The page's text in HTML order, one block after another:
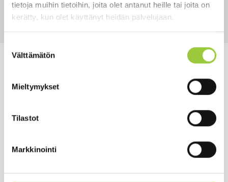
tietoja muihin tietoihin, joita olet antanut heille tai joita on
kerätty, kun olet käyttänyt heidän palvelujaan.
valinta
Välttämätön
Mieltymykset
Tilastot
Markkinointi
Takaisin uutisiin
paltamon.kunta(at)paltamo.fi
Varhaiskasvatus ja opetus